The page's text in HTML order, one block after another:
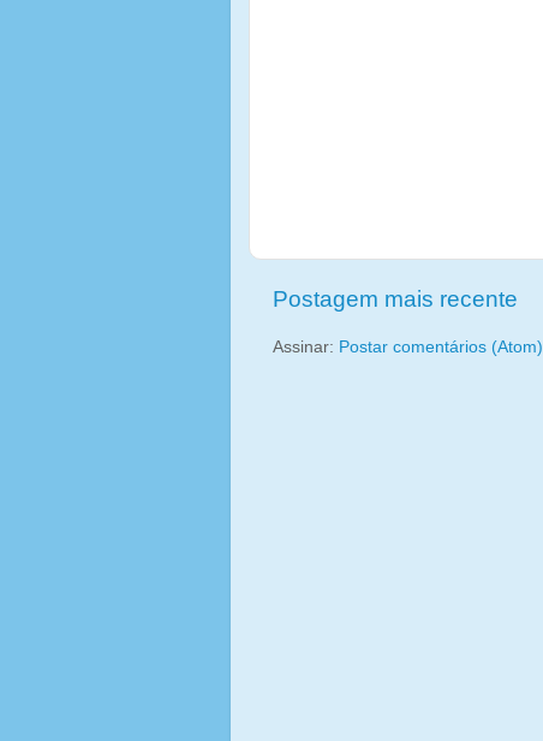
Postagem mais recente
Assinar: Postar comentários (Atom)